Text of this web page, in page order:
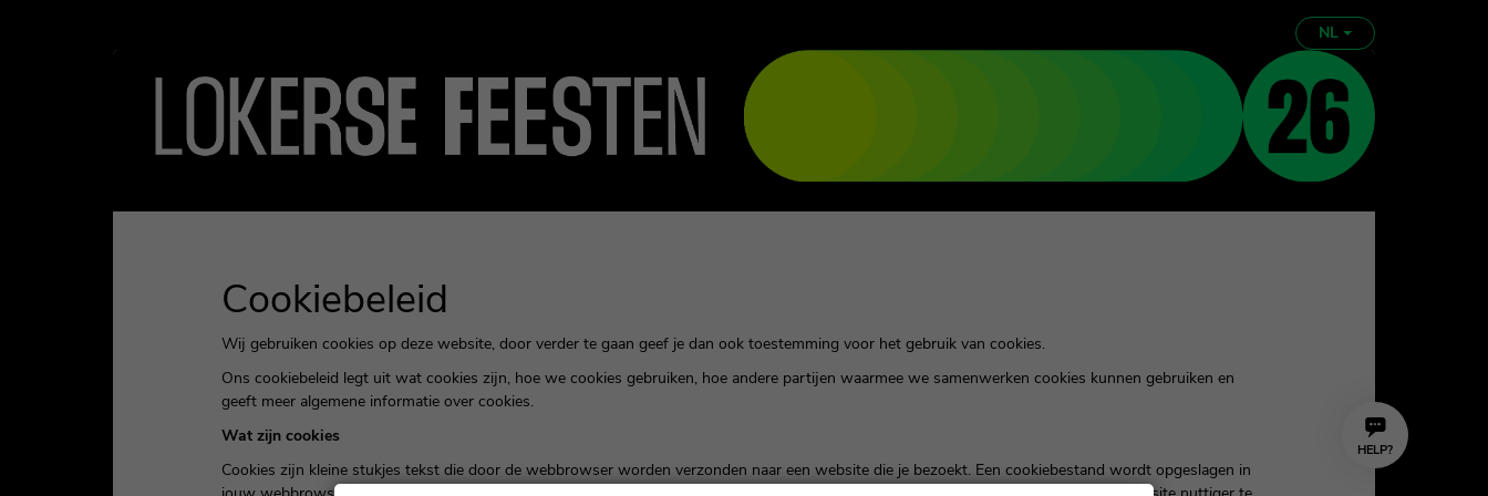
NL
HELP?
Cookiebeleid
Wij gebruiken cookies op deze website, door verder te gaan geef je dan ook toestemming voor het gebruik van cookies.
Ons cookiebeleid legt uit wat cookies zijn, hoe we cookies gebruiken, hoe andere partijen waarmee we samenwerken cookies kunnen gebruiken en
geeft meer algemene informatie over cookies.
Wat zijn cookies
Cookies zijn kleine stukjes tekst die door de webbrowser worden verzonden naar een website die je bezoekt. Een cookiebestand wordt opgeslagen in